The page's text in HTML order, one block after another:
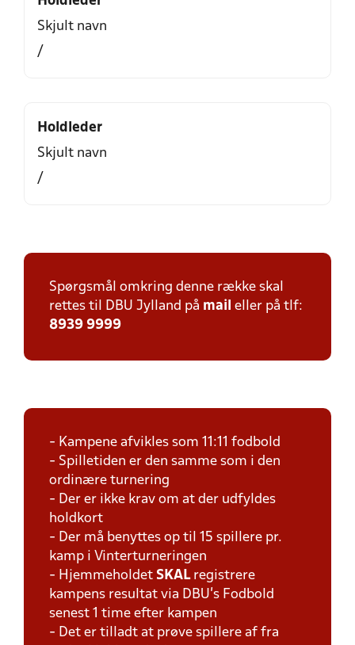
Skjult navn
/
Holdleder
Skjult navn
/
Spørgsmål omkring denne række skal
rettes til DBU Jylland på mail eller på tlf:
8939 9999
- Kampene afvikles som 11:11 fodbold
- Spilletiden er den samme som i den
ordinære turnering
- Der er ikke krav om at der udfyldes
holdkort
- Der må benyttes op til 15 spillere pr.
kamp i Vinterturneringen
- Hjemmeholdet SKAL registrere
kampens resultat via DBU's Fodbold
senest 1 time efter kampen
- Det er tilladt at prøve spillere af fra